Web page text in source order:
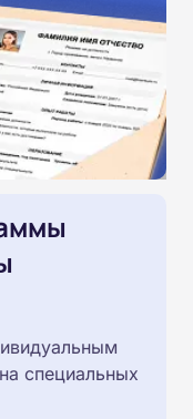
специальных